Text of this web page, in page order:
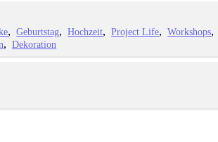
Geburtstag Hochzeit Project Life Workshops
Dekoration